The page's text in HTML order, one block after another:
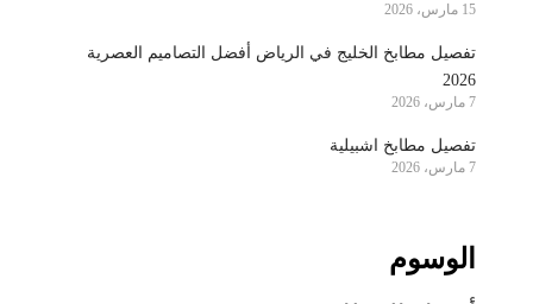
15 مارس، 2026
تفصيل مطابخ الخليج في الرياض أفضل التصاميم العصرية
2026
7 مارس، 2026
تفصيل مطابخ اشبيلية
7 مارس، 2026
الوسوم